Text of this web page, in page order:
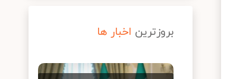
بروزترین اخبار ها